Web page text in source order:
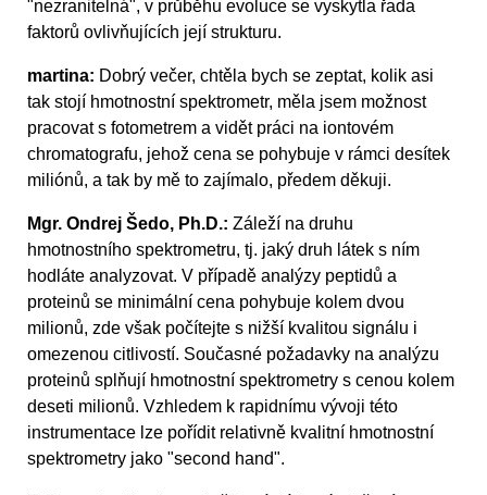
"nezranitelná", v průběhu evoluce se vyskytla řada
faktorů ovlivňujících její strukturu.
martina: Dobrý večer, chtěla bych se zeptat, kolik asi
tak stojí hmotnostní spektrometr, měla jsem možnost
pracovat s fotometrem a vidět práci na iontovém
chromatografu, jehož cena se pohybuje v rámci desítek
miliónů, a tak by mě to zajímalo, předem děkuji.
Mgr. Ondrej Šedo, Ph.D.: Záleží na druhu
hmotnostního spektrometru, tj. jaký druh látek s ním
hodláte analyzovat. V případě analýzy peptidů a
proteinů se minimální cena pohybuje kolem dvou
milionů, zde však počítejte s nižší kvalitou signálu i
omezenou citlivostí. Současné požadavky na analýzu
proteinů splňují hmotnostní spektrometry s cenou kolem
deseti milionů. Vzhledem k rapidnímu vývoji této
instrumentace lze pořídit relativně kvalitní hmotnostní
spektrometry jako "second hand".